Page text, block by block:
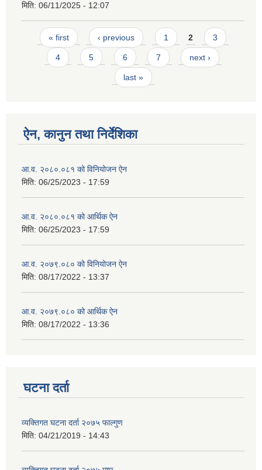
मिति: 06/11/2025 - 12:07
Pages
« first ‹ previous 1 2 3
4 5 6 7 next ›
last »
ऐन, कानुन तथा निर्देशिका
आ.व. २०८०.०८१ को विनियोजन ऐन
मिति: 06/25/2023 - 17:59
आ.व. २०८०.०८१ को आर्थिक ऐन
मिति: 06/25/2023 - 17:59
आ.व. २०७९.०८० को विनियोजन ऐन
मिति: 08/17/2022 - 13:37
आ.व. २०७९.०८० को आर्थिक ऐन
मिति: 08/17/2022 - 13:36
घटना दर्ता
व्यक्तिगत घटना दर्ता २०७५ फाल्गुण
मिति: 04/21/2019 - 14:43